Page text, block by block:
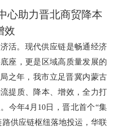
心助力晋北商贸降本
效
活。现代供应链是畅通经济
座，更是区域高质量发展的
之年，我市立足晋冀内蒙古
提质、降本、增效，全力打
今年4月10日，晋北首个“集
供应链枢纽落地投运，华联